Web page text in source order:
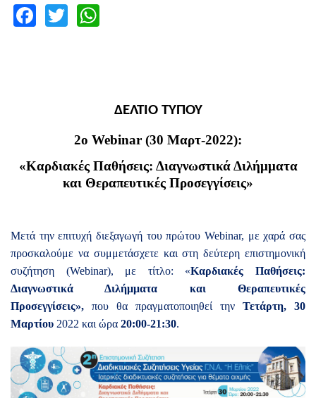
Facebook
Twitter
ΔΕΛΤΙΟ ΤΥΠΟΥ
2o Webinar (30 Μαρτ-2022):
«Καρδιακές Παθήσεις: Διαγνωστικά Διλήμματα
και Θεραπευτικές Προσεγγίσεις»
Μετά την επιτυχή διεξαγωγή του πρώτου Webinar, με χαρά σας
προσκαλούμε να συμμετάσχετε και στη δεύτερη επιστημονική
συζήτηση (Webinar), με τίτλο: «Καρδιακές Παθήσεις:
Διαγνωστικά Διλήμματα και Θεραπευτικές
Προσεγγίσεις», που θα πραγματοποιηθεί την Τετάρτη, 30
Μαρτίου 2022 και ώρα 20:00-21:30.